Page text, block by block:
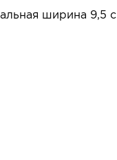
ширина 9,5